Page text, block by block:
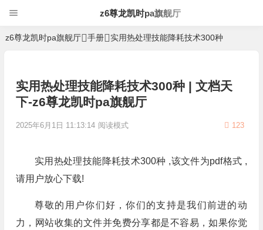
z6尊龙凯时pa旗舰厅
z6尊龙凯时pa旗舰厅 手册 实用热处理技能降耗技术300种
实用热处理技能降耗技术300种 | 文档天
下-z6尊龙凯时pa旗舰厅
2025年6月1日 11:13:14 123
阅读模式
实用热处理技能降耗技术300种 ,该文件为pdf格式 ,
请用户放心下载!
尊敬的用户你们好，你们的支持是我们前进的动
力，网站收集的文件并免费分享都是不容易，如果你觉